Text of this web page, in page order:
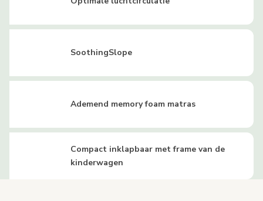
SoothingSlope
Ademend memory foam matras
Compact inklapbaar met frame van de
kinderwagen